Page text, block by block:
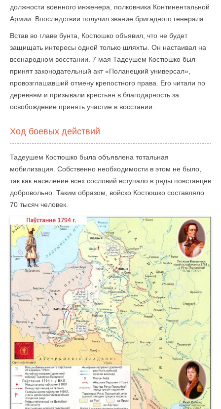
должности военного инженера, полковника Континентальной
Армии. Впоследствии получил звание бригадного генерала.
Встав во главе бунта, Костюшко объявил, что не будет
защищать интересы одной только шляхты. Он настаивал на
всенародном восстании. 7 мая Тадеушем Костюшко был
принят законодательный акт «Поланецкий универсал»,
провозглашавший отмену крепостного права. Его читали по
деревням и призывали крестьян в благодарность за
освобождение принять участие в восстании.
Ход боевых действий
Тадеушем Костюшко была объявлена тотальная
мобилизация. Собственно необходимости в этом не было,
так как население всех сословий вступало в ряды повстанцев
добровольно. Таким образом, войско Костюшко составляло
70 тысяч человек.